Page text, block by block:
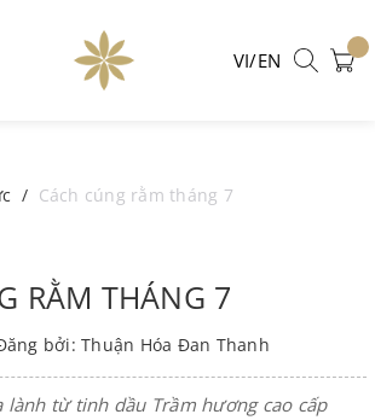
VI/EN
/ Cách cúng rằm tháng 7
RẰM THÁNG 7
bởi: Thuận Hóa Đan Thanh
từ tinh dầu Trầm hương cao cấp